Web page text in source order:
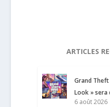
ARTICLES
Grand Theft
Look » sera
6 août 2026